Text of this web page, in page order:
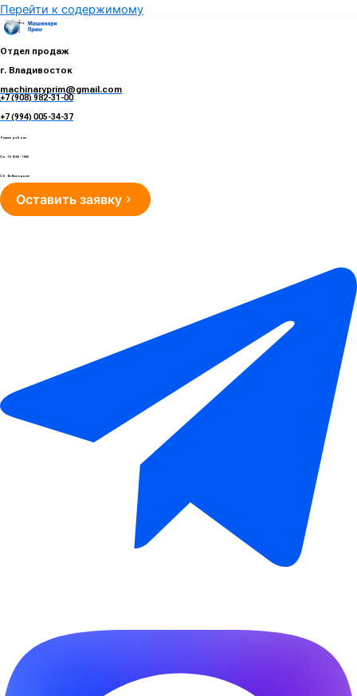
Перейти к содержимому
Отдел продаж
г. Владивосток
machinaryprim@gmail.com
+7 (908) 982-31-00
+7 (994) 005-34-37
Режим работы
Пн - Пт 10:00 - 19:00
Сб - Вс Выходные
Оставить заявку